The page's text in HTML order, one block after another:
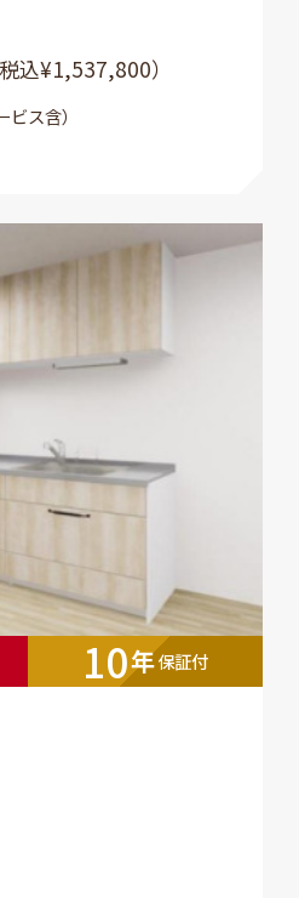
税込¥1,537,800）
ス含）
10年保証付